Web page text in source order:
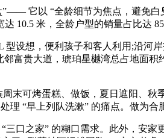
它以 “全龄细节为焦点，避免白
10.5 米，全龄户型的销量占比达
想，便利孩子和客人利用;沿河
富贵大道，琥珀星樾湾总占地面
可烤蛋糕、做饭，夏日遮阳、秋
“早上列队洗漱” 的痛点。做为合
之家” 的糊口需求。此外，安家